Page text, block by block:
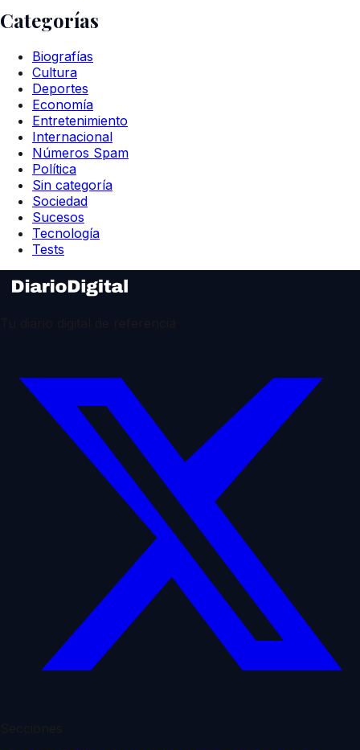
Categorías
Biografías
Cultura
Deportes
Economía
Entretenimiento
Internacional
Números Spam
Política
Sin categoría
Sociedad
Sucesos
Tecnología
Tests